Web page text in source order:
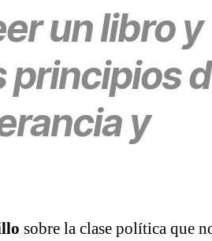
un libro y
principios
y
sobre la clase política que